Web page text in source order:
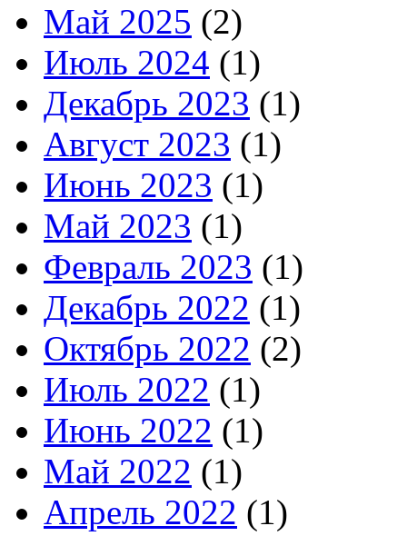
Май 2025 (2)
Июль 2024 (1)
Декабрь 2023 (1)
Август 2023 (1)
Июнь 2023 (1)
Май 2023 (1)
Февраль 2023 (1)
Декабрь 2022 (1)
Октябрь 2022 (2)
Июль 2022 (1)
Июнь 2022 (1)
Май 2022 (1)
Апрель 2022 (1)